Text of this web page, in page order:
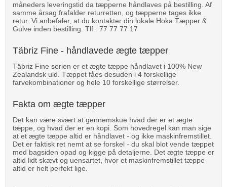
måneders leveringstid da tæpperne håndlaves på bestilling. Af
samme årsag frafalder returretten, og tæpperne tages ikke
retur. Vi anbefaler, at du kontakter din lokale Hoka Tæpper &
Gulve inden bestilling. Tlf.: 77 77 77 17
Täbriz Fine - håndlavede ægte tæpper
Täbriz Fine serien er et ægte tæppe håndlavet i 100% New
Zealandsk uld. Tæppet fåes desuden i 4 forskellige
farvekombinationer og hele 10 forskellige størrelser.
Fakta om ægte tæpper
Det kan være svært at gennemskue hvad der er et ægte
tæppe, og hvad der er en kopi. Som hovedregel kan man sige
at et ægte tæppe altid er håndlavet - og ikke maskinfremstillet.
Det er faktisk ret nemt at se forskel - du skal blot vende tæppet
med bagsiden opad og kigge på detaljerne. Det ægte tæppe er
altid lidt skævt og uensartet, hvor et maskinfremstillet tæppe
altid er helt perfekt lige.